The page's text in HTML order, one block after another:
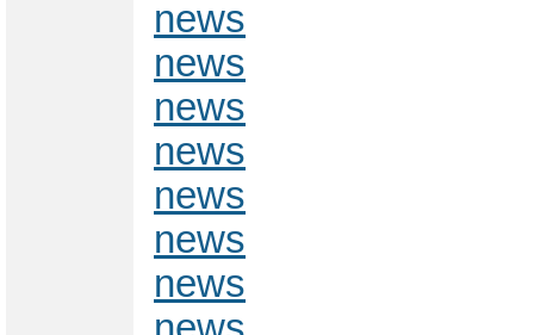
news
news
news
news
news
news
news